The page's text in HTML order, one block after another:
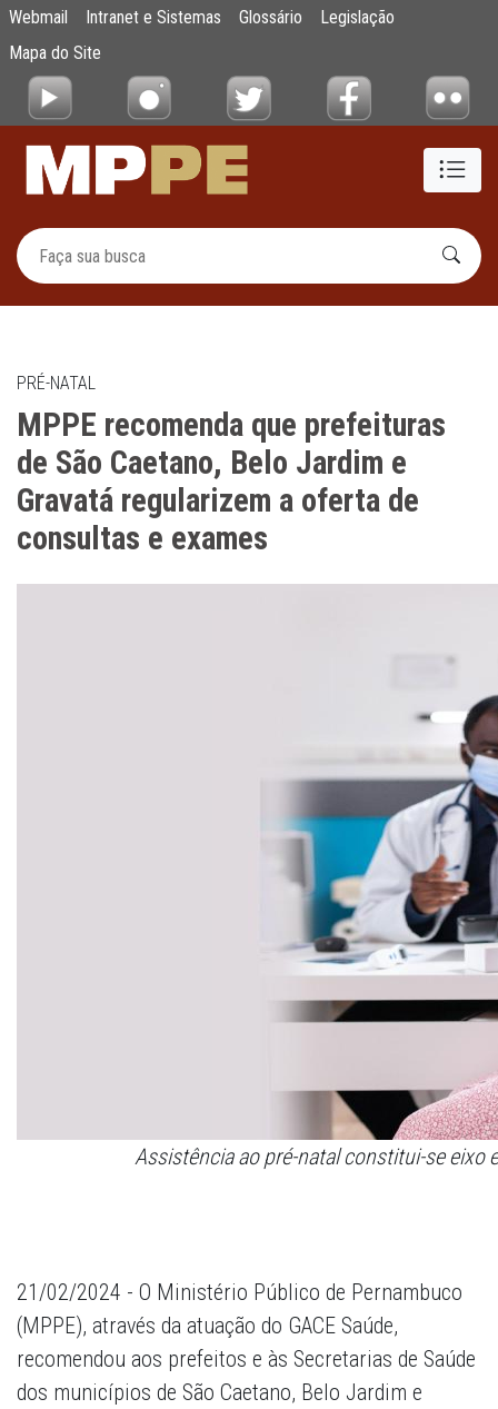
Pular para o Conteúdo principal
MPPE recomenda que prefeituras de São
Webmail Intranet e Sistemas Glossário
Legislação
Mapa do Site
PRÉ-NATAL
MPPE recomenda que prefeituras
de São Caetano, Belo Jardim e
Gravatá regularizem a oferta de
consultas e exames
Assistência ao pré-natal constitui-se eixo
21/02/2024 - O Ministério Público de Pernambuco
(MPPE), através da atuação do GACE Saúde,
recomendou aos prefeitos e às Secretarias de Saúde
dos municípios de São Caetano, Belo Jardim e